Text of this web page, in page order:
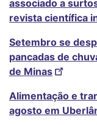
associado a
revista científica
Setembro se
pancadas de
de Minas
Alimentação e
agosto em